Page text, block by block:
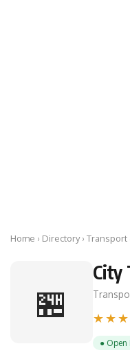
Home › Directory› Transport
🏪
City
● Open